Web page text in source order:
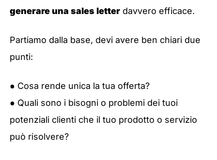
generare una sales letter davvero efficace.
Partiamo dalla base, devi avere ben chiari due
punti:
● Cosa rende unica la tua offerta?
● Quali sono i bisogni o problemi dei tuoi
potenziali clienti che il tuo prodotto o servizio
può risolvere?